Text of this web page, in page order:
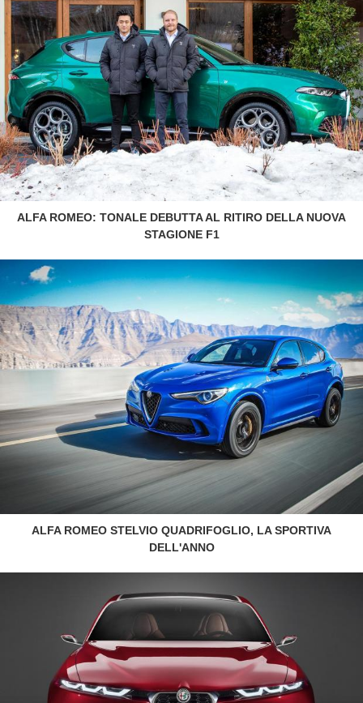
ALFA ROMEO: TONALE DEBUTTA AL RITIRO DELLA NUOVA
STAGIONE F1
ALFA ROMEO STELVIO QUADRIFOGLIO, LA SPORTIVA
DELL'ANNO